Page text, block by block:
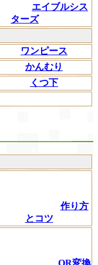
エイブルシス
ターズ
ワンピース
かんむり
くつ下
作り方
とコツ
QR変換